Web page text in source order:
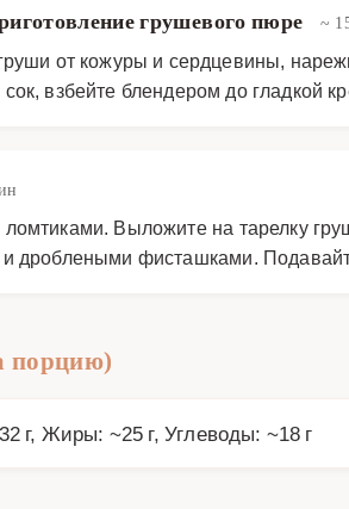
грушевого пюре ~
от кожуры и сердцевины,
взбейте блендером до гладкой
Выложите на тарелку
дроблеными фисташками.
порцию)
г, Жиры: ~25 г, Углеводы: ~18 г